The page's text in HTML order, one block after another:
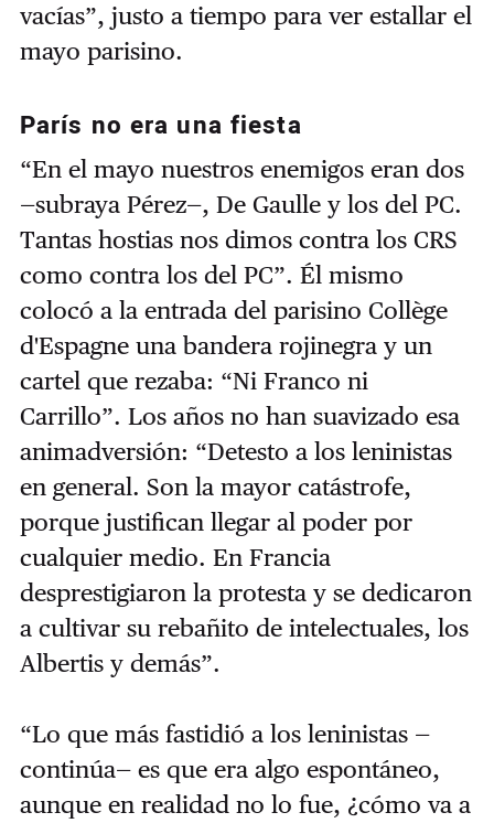
vacías”, justo a tiempo para ver estallar el
mayo parisino.
París no era una fiesta
“En el mayo nuestros enemigos eran dos
—subraya Pérez—, De Gaulle y los del PC.
Tantas hostias nos dimos contra los CRS
como contra los del PC”. Él mismo
colocó a la entrada del parisino Collège
d'Espagne una bandera rojinegra y un
cartel que rezaba: “Ni Franco ni
Carrillo”. Los años no han suavizado esa
animadversión: “Detesto a los leninistas
en general. Son la mayor catástrofe,
porque justifican llegar al poder por
cualquier medio. En Francia
desprestigiaron la protesta y se dedicaron
a cultivar su rebañito de intelectuales, los
Albertis y demás”.
“Lo que más fastidió a los leninistas —
continúa— es que era algo espontáneo,
aunque en realidad no lo fue, ¿cómo va a